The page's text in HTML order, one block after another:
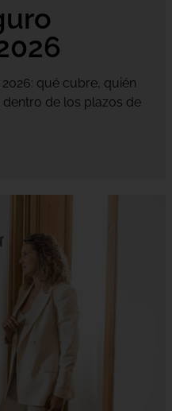
qué cubre, quién
de los plazos de